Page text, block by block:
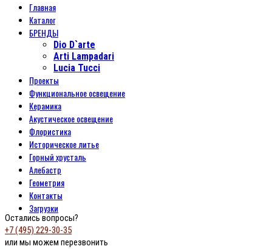
Главная
Каталог
БРЕНДЫ
Dio D`arte
Arti Lampadari
Lucia Tucci
Проекты
Функциональное освещение
Керамика
Акустическое освещение
Флористика
Историческое литье
Горный хрусталь
Алебастр
Геометрия
Контакты
Загрузки
Остались вопросы?
+7 (495) 229-30-35
или мы можем перезвонить